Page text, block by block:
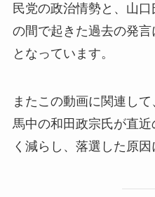
民党の政治情勢と、山
の間で起きた過去の発
となっています。
またこの動画に関連し
馬中の和田政宗氏が直
く減らし、落選した原因